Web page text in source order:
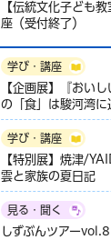
【伝統文化子ども
座（受付終了）
学び・講座
【企画展】『おい
の「食」は駿河湾に
学び・講座
【特別展】焼津/
雲と家族の夏日記
見る・聞く
しずぶんツアー